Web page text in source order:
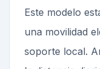
Este modelo
una movilidad
soporte local.